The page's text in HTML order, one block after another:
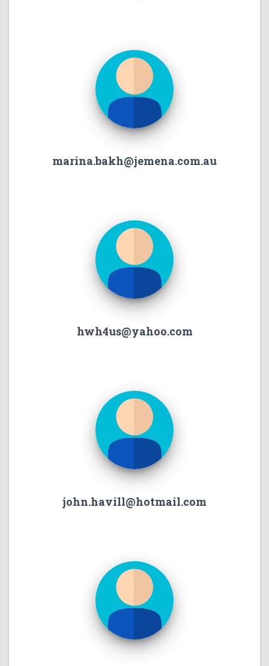
marina.bakh@jemena.com.au
hwh4us@yahoo.com
john.havill@hotmail.com